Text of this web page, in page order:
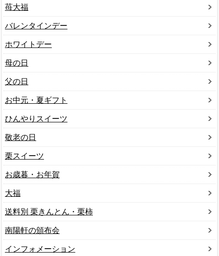
苺大福
バレンタインデー
ホワイトデー
母の日
父の日
お中元・夏ギフト
ひんやりスイーツ
敬老の日
栗スイーツ
お歳暮・お年賀
大福
送料別 栗きんとん・栗柿
南陽軒の頒布会
インフォメーション